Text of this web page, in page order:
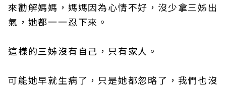
來勸解媽媽，媽媽因為心情不好，沒少拿三姊出
氣，她都一一忍下來。
這樣的三姊沒有自己，只有家人。
可能她早就生病了，只是她都忽略了，我們也沒